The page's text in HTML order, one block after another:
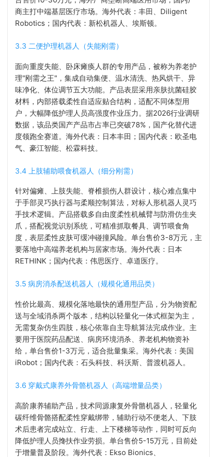
商主打中端基层医疗市场。海外代表：丰田、Diligent
Robotics；国内代表：新松机器人、埃斯顿。
3.3 二便护理机器人（失能刚需）
面向重度失能、卧床瘫痪人群的专用产品，被称为养老护
理"刚需之王"，集成自动集便、温水清洗、热风烘干、异
味净化、体位调节五大功能。产品表层采用亲肤抗菌硅胶
材料，内部搭载柔性自适应贴合结构，适配不同体型用
户，大幅降低护理人员高强度作业压力。据2026行业调研
数据，该品类国产产品市占率已突破78%，国产化替代进
度领跑全赛道。海外代表：日本丰田；国内代表：欧圣电
气、豪江智能、松霖科技。
3.4 上肢辅助喂食机器人（细分刚需）
针对偏瘫、上肢失能、脊椎损伤人群设计，核心难点集中
于手部灵巧执行器与柔顺控制算法，对标人形机器人灵巧
手技术逻辑。产品搭载多自由度柔性机械臂与防滑仿生夹
爪，搭配视觉识别系统，可精准抓取餐具、调节喂食角
度，表层柔性皮肤可缓冲碰撞风险。单台售价3-8万元，主
要落地中高端养老机构与居家市场。海外代表：日本
RETHINK；国内代表：伟思医疗、卓道医疗。
3.5 病房消杀配送机器人（规模化通用品类）
性价比最高、规模化落地最快的通用型产品，分为物资配
送与全域消杀两个版本，结构以轻量化一体式框架为主，
无需复杂仿生四肢，核心依靠自主导航算法完成作业。主
要用于医院药品配送、病房环境消杀、养老机构物资补
给，单台售价1-3万元，适合批量集采。海外代表：美国
iRobot；国内代表：石头科技、科沃斯、普渡机器人。
3.6 穿戴式康养外骨骼机器人（高端增量品类）
高阶康养辅助产品，技术同源康复外骨骼机器人，轻量化
碳纤维骨骼搭配柔性穿戴绑带，辅助行动不便老人、下肢
术后患者完成站立、行走、上下楼梯等动作，同时可反向
降低护理人员搀扶作业劳损。单台售价5-15万元，目前处
于增量普及阶段。海外代表：Ekso Bionics、